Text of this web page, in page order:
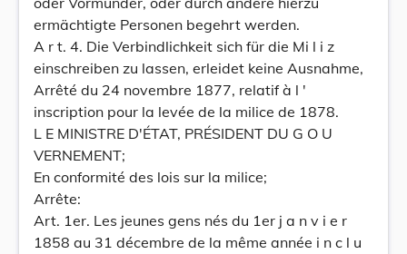
ermächtigte Personen begehrt werden.
A r t. 4. Die Verbindlichkeit sich für die Mi l i z
einschreiben zu lassen, erleidet keine Ausnahme,
Arrêté du 24 novembre 1877, relatif à l '
inscription pour la levée de la milice de 1878.
L E MINISTRE D'ÉTAT, PRÉSIDENT DU G O U
VERNEMENT;
En conformité des lois sur la milice;
Arrête:
Art. 1er. Les jeunes gens nés du 1er j a n v i e r
1858 au 31 décembre de la même année i n c l u